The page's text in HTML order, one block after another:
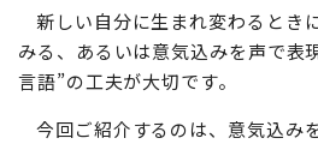
新しい自分に生まれ変わるとき
みる、あるいは意気込みを声で表
言語”の工夫が大切です。
今回ご紹介するのは、意気込み